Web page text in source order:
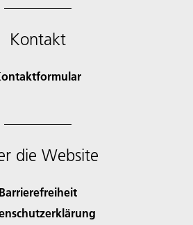
Kontakt
die Website
Barrierefreiheit